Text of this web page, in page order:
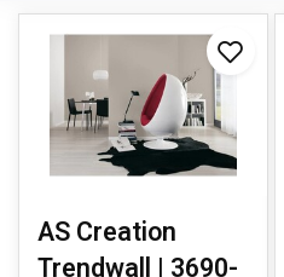
AS Creation
Trendwall | 3690-